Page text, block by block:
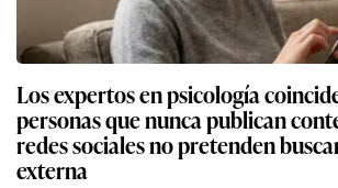
Los expertos en psicología
personas que nunca publican
redes sociales no pretenden
externa